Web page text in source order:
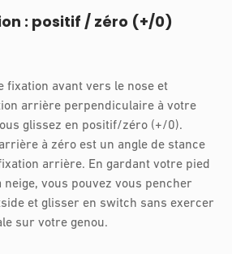
: positif / zéro (+/0)
fixation avant vers le nose et
arrière perpendiculaire à votre
glissez en positif/zéro (+/0).
à zéro est un angle de stance
arrière. En gardant votre pied
vous pouvez vous pencher
et glisser en switch sans exercer
sur votre genou.